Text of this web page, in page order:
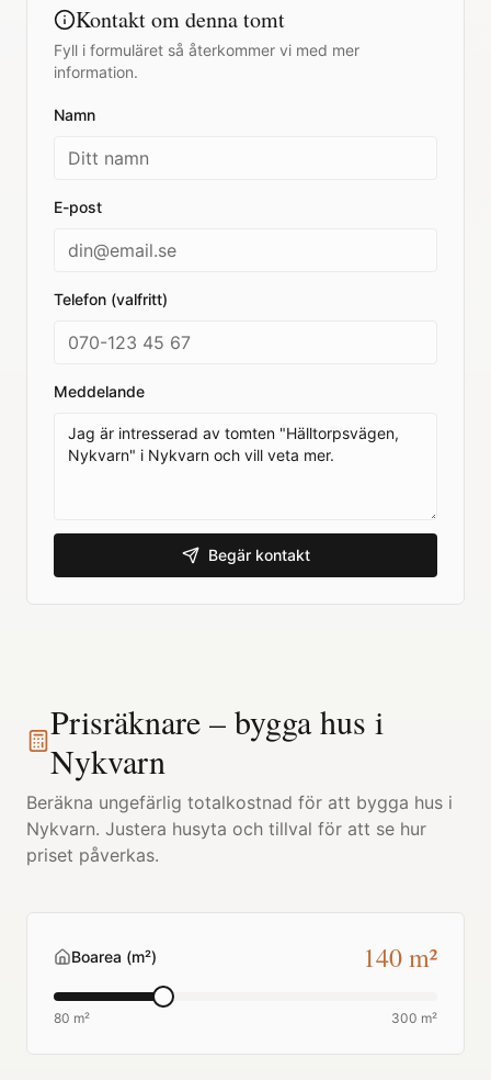
Kontakt om denna tomt
Fyll i formuläret så återkommer vi med mer
information.
Namn
E-post
Telefon (valfritt)
Meddelande
Begär kontakt
Prisräknare – bygga hus i
Nykvarn
Beräkna ungefärlig totalkostnad för att bygga hus i
Nykvarn. Justera husyta och tillval för att se hur
priset påverkas.
Boarea (m²) 140m²
80 m² 300 m²